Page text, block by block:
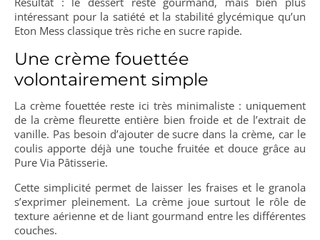
intéressant pour la satiété et la stabilité glycémique qu’un
Eton Mess classique très riche en sucre rapide.
Une crème fouettée
volontairement simple
La crème fouettée reste ici très minimaliste : uniquement
de la crème fleurette entière bien froide et de l’extrait de
vanille. Pas besoin d’ajouter de sucre dans la crème, car le
coulis apporte déjà une touche fruitée et douce grâce au
Pure Via Pâtisserie.
Cette simplicité permet de laisser les fraises et le granola
s’exprimer pleinement. La crème joue surtout le rôle de
texture aérienne et de liant gourmand entre les différentes
couches.